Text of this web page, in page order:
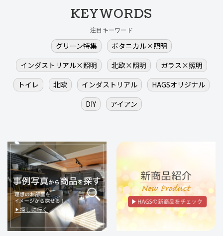
KEYWORDS
注目キーワード
グリーン特集
ボタニカル×照明
インダストリアル×照明
北欧×照明
ガラス×照明
トイレ
北欧 インダストリアル
HAGSオリジナル
DIY
アイアン